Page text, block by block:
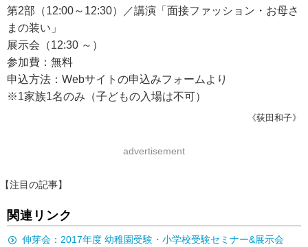
第2部（12:00～12:30）／講演「面接ファッション・お母さ
まの装い」
展示会（12:30 ～）
参加費：無料
申込方法：Webサイトの申込みフォームより
※1家族1名のみ（子どもの入場は不可）
《荻田和子》
advertisement
【注目の記事】
関連リンク
伸芽会：2017年度 幼稚園受験・小学校受験セミナー&展示会